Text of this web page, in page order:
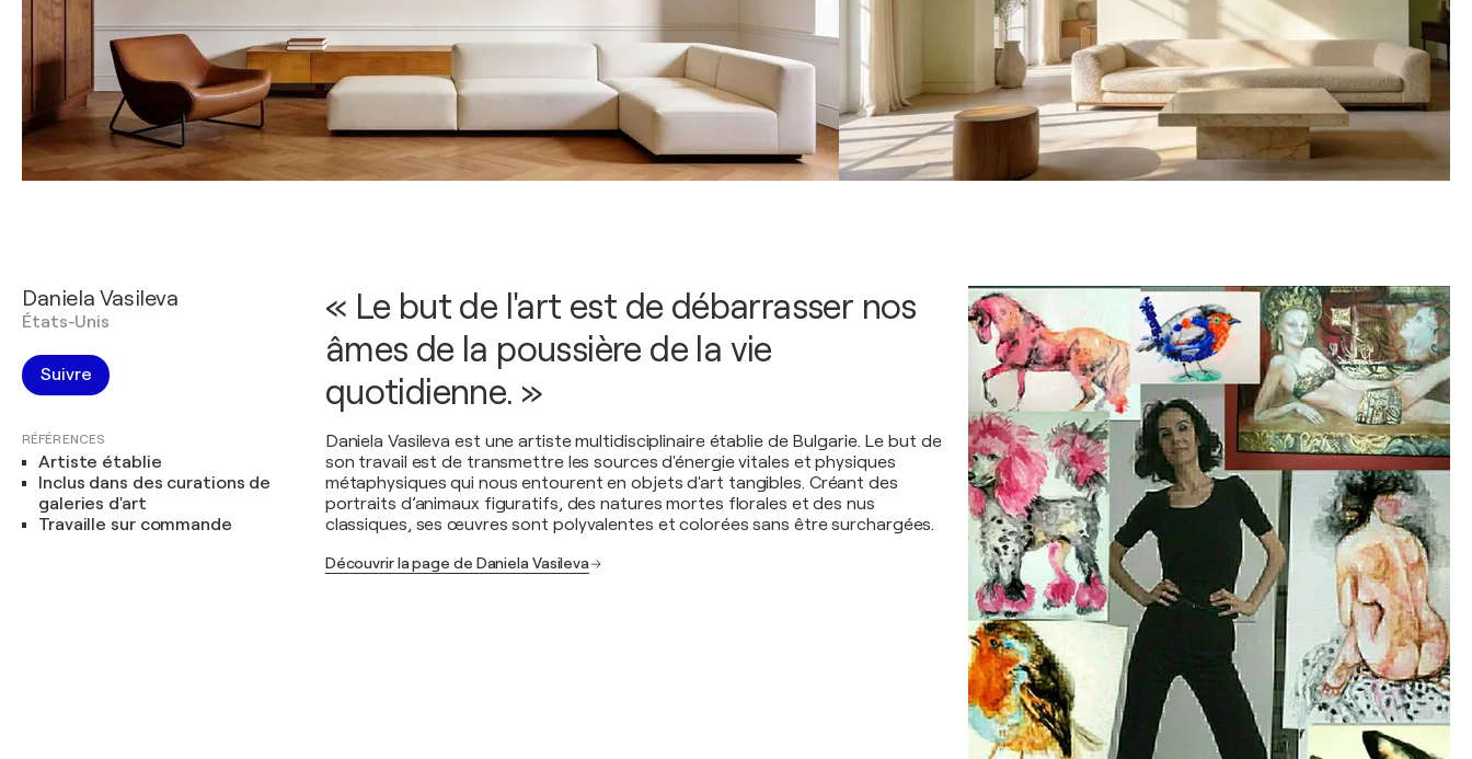
Daniela Vasileva
États-Unis
Suivre
RÉFÉRENCES
Artiste établie
Inclus dans des curations de
galeries d'art
Travaille sur commande
« Le but de l'art est de débarrasser nos
âmes de la poussière de la vie
quotidienne. »
Daniela Vasileva est une artiste multidisciplinaire établie de Bulgarie. Le but de
son travail est de transmettre les sources d'énergie vitales et physiques
métaphysiques qui nous entourent en objets d'art tangibles. Créant des
portraits d’animaux figuratifs, des natures mortes florales et des nus
classiques, ses œuvres sont polyvalentes et colorées sans être surchargées.
Découvrir la page de Daniela Vasileva